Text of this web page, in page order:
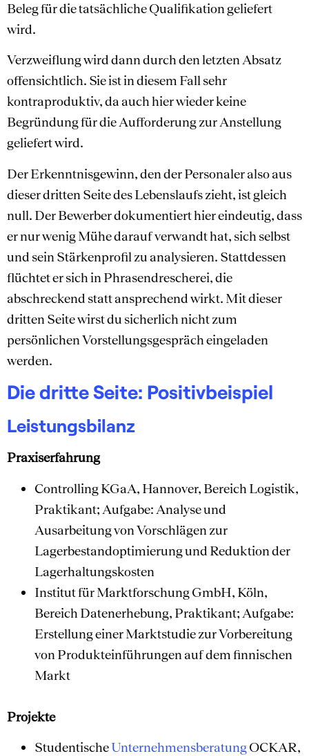
Beleg für die tatsächliche Qualifikation geliefert
wird.
Verzweiflung wird dann durch den letzten Absatz
offensichtlich. Sie ist in diesem Fall sehr
kontraproduktiv, da auch hier wieder keine
Begründung für die Aufforderung zur Anstellung
geliefert wird.
Der Erkenntnisgewinn, den der Personaler also aus
dieser dritten Seite des Lebenslaufs zieht, ist gleich
null. Der Bewerber dokumentiert hier eindeutig, dass
er nur wenig Mühe darauf verwandt hat, sich selbst
und sein Stärkenprofil zu analysieren. Stattdessen
flüchtet er sich in Phrasendrescherei, die
abschreckend statt ansprechend wirkt. Mit dieser
dritten Seite wirst du sicherlich nicht zum
persönlichen Vorstellungsgespräch eingeladen
werden.
Die dritte Seite: Positivbeispiel
Leistungsbilanz
Praxiserfahrung
Controlling KGaA, Hannover, Bereich Logistik,
Praktikant; Aufgabe: Analyse und
Ausarbeitung von Vorschlägen zur
Lagerbestandoptimierung und Reduktion der
Lagerhaltungskosten
Institut für Marktforschung GmbH, Köln,
Bereich Datenerhebung, Praktikant; Aufgabe:
Erstellung einer Marktstudie zur Vorbereitung
von Produkteinführungen auf dem finnischen
Markt
Projekte
StudentischeUnternehmensberatungOCKAR,